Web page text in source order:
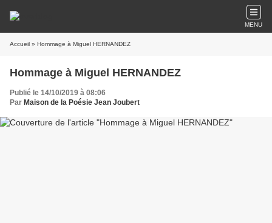
MENU
Accueil » Hommage à Miguel HERNANDEZ
Hommage à Miguel HERNANDEZ
Publié le 14/10/2019 à 08:06
Par Maison de la Poésie Jean Joubert